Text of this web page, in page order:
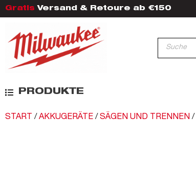
Gratis Versand & Retoure ab €150
PRODUKTE
START / AKKUGERÄTE / SÄGEN UND TRENNEN /